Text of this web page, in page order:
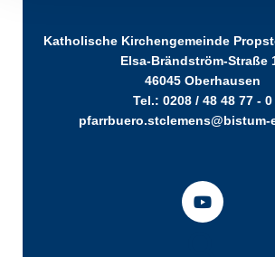
Katholische Kirchengemeinde
Elsa-Brändström-Straße
46045 Oberhausen
Tel.: 0208 / 48 48 77 - 0
pfarrbuero.stclemens@bistum-